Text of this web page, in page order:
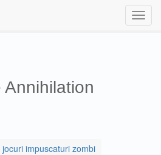
Annihilation
jocuri impuscaturi zombi